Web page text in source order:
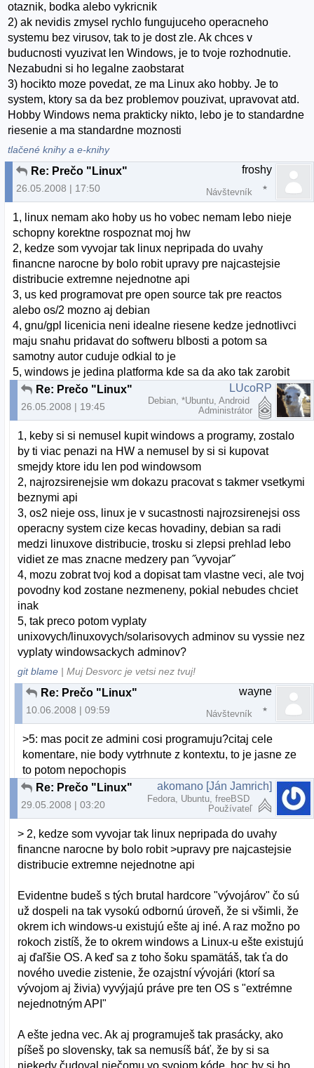
otaznik, bodka alebo vykricnik
2) ak nevidis zmysel rychlo fungujuceho operacneho
systemu bez virusov, tak to je dost zle. Ak chces v
buducnosti vyuzivat len Windows, je to tvoje rozhodnutie.
Nezabudni si ho legalne zaobstarat
3) hocikto moze povedat, ze ma Linux ako hobby. Je to
system, ktory sa da bez problemov pouzivat, upravovat atd.
Hobby Windows nema prakticky nikto, lebo je to standardne
riesenie a ma standardne moznosti
tlačené knihy a e-knihy
Re: Prečo "Linux"
26.05.2008 | 17:50
froshy
Návštevník
1, linux nemam ako hoby us ho vobec nemam lebo nieje
schopny korektne rospoznat moj hw
2, kedze som vyvojar tak linux nepripada do uvahy
financne narocne by bolo robit upravy pre najcastejsie
distribucie extremne nejednotne api
3, us ked programovat pre open source tak pre reactos
alebo os/2 mozno aj debian
4, gnu/gpl licenicia neni idealne riesene kedze jednotlivci
maju snahu pridavat do softweru blbosti a potom sa
samotny autor cuduje odkial to je
5, windows je jedina platforma kde sa da ako tak zarobit
Re: Prečo "Linux"
26.05.2008 | 19:45
LUcoRP
Debian, *Ubuntu, Android
Administrátor
1, keby si si nemusel kupit windows a programy, zostalo
by ti viac penazi na HW a nemusel by si si kupovat
smejdy ktore idu len pod windowsom
2, najrozsirenejsie wm dokazu pracovat s takmer vsetkymi
beznymi api
3, os2 nieje oss, linux je v sucastnosti najrozsirenejsi oss
operacny system cize kecas hovadiny, debian sa radi
medzi linuxove distribucie, trosku si zlepsi prehlad lebo
vidiet ze mas znacne medzery pan ˝vyvojar˝
4, mozu zobrat tvoj kod a dopisat tam vlastne veci, ale tvoj
povodny kod zostane nezmeneny, pokial nebudes chciet
inak
5, tak preco potom vyplaty
unixovych/linuxovych/solarisovych adminov su vyssie nez
vyplaty windowsackych adminov?
git blame | Muj Desvorc je vetsi nez tvuj!
Re: Prečo "Linux"
10.06.2008 | 09:59
wayne
Návštevník
>5: mas pocit ze admini cosi programuju?citaj cele
komentare, nie body vytrhnute z kontextu, to je jasne ze
to potom nepochopis
Re: Prečo "Linux"
29.05.2008 | 03:20
akomano [Ján Jamrich]
Fedora, Ubuntu, freeBSD
Používateľ
> 2, kedze som vyvojar tak linux nepripada do uvahy
financne narocne by bolo robit >upravy pre najcastejsie
distribucie extremne nejednotne api
Evidentne budeš s tých brutal hardcore "vývojárov" čo sú
už dospeli na tak vysokú odbornú úroveň, že si všimli, že
okrem ich windows-u existujú ešte aj iné. A raz možno po
rokoch zistíš, že to okrem windows a Linux-u ešte existujú
aj ďaľšie OS. A keď sa z toho šoku spamätáš, tak ťa do
nového uvedie zistenie, že ozajstní vývojári (ktorí sa
vývojom aj živia) vyvýjajú práve pre ten OS s "extrémne
nejednotným API"
A ešte jedna vec. Ak aj programuješ tak prasácky, ako
píšeš po slovensky, tak sa nemusíš báť, že by si sa
niekedy čudoval niečomu vo svojom kóde, hoc by si ho